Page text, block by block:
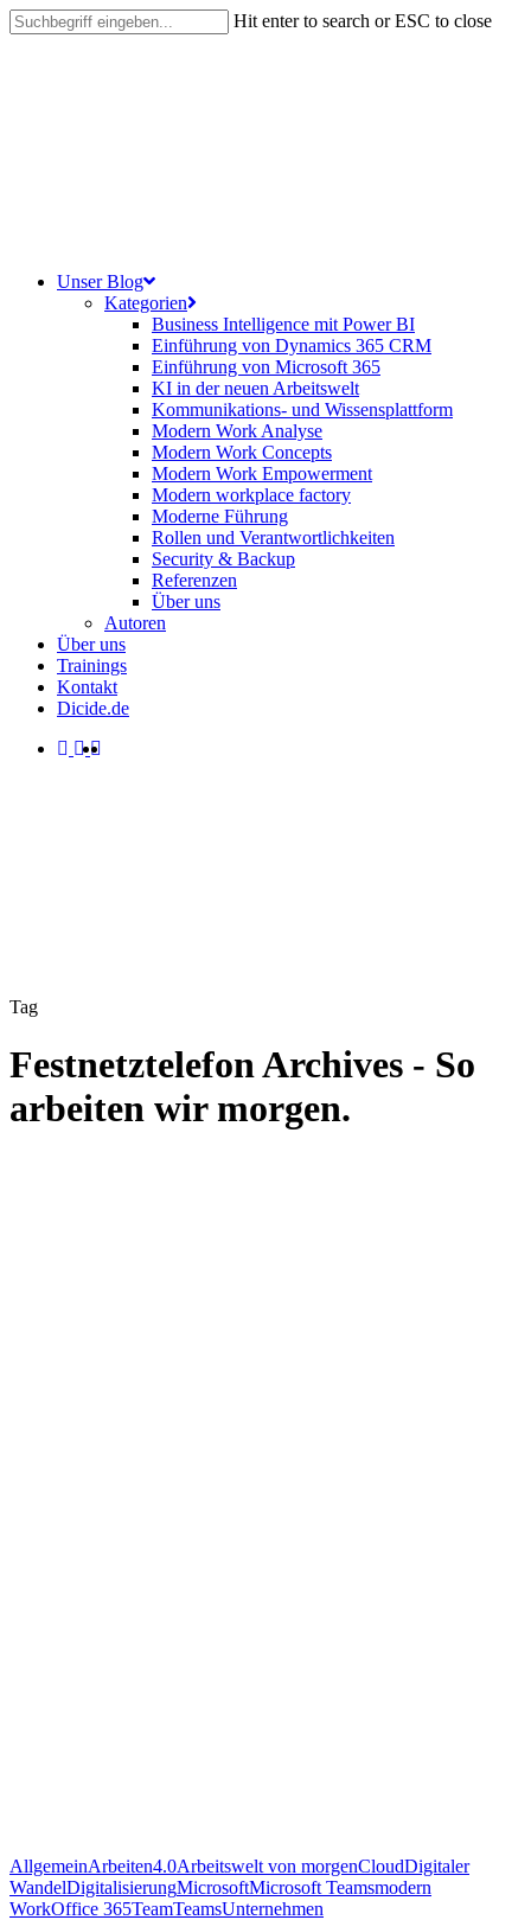
Skip
to
Hit enter to search or ESC to close
search
Menu
Unser Blog
Kategorien
Business Intelligence mit Power BI
Einführung von Dynamics 365 CRM
Einführung von Microsoft 365
KI in der neuen Arbeitswelt
Kommunikations- und Wissensplattform
Modern Work Analyse
Modern Work Concepts
Modern Work Empowerment
Modern workplace factory
Moderne Führung
Rollen und Verantwortlichkeiten
Security & Backup
Referenzen
Über uns
Autoren
Über uns
Trainings
Kontakt
Dicide.de
facebook
linkedin
instagram
Tag
Festnetztelefon Archives - So
arbeiten wir morgen.
AllgemeinArbeiten4.0Arbeitswelt von morgenCloudDigitaler
WandelDigitalisierungMicrosoftMicrosoft Teamsmodern
WorkOffice 365TeamTeamsUnternehmen